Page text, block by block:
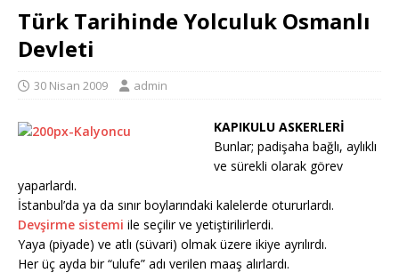
Türk Tarihinde Yolculuk Osmanlı
Devleti
30 Nisan 2009 admin
KAPIKULU ASKERLERİ
Bunlar; padişaha bağlı, aylıklı
ve sürekli olarak görev
yaparlardı.
İstanbul’da ya da sınır boylarındaki kalelerde otururlardı.
Devşirme sistemi ile seçilir ve yetiştirilirlerdi.
Yaya (piyade) ve atlı (süvari) olmak üzere ikiye ayrılırdı.
Her üç ayda bir “ulufe” adı verilen maaş alırlardı.